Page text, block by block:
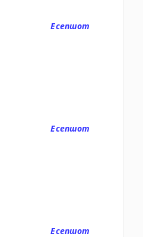
Есепшот
Есепшот
Есепшот